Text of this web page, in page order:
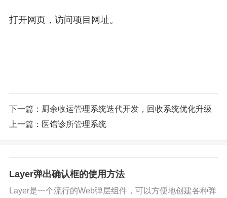
打开网页，访问项目网址。
下一篇： 厨余收运管理系统迭代开发，回收系统优化升级
上一篇： 医馆诊所管理系统
Layer弹出确认框的使用方法
Layer是一个流行的Web弹层组件，可以方便地创建各种弹